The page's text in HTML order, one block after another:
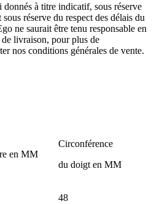
à titre indicatif, sous réserve
réserve du respect des délais du
ne saurait être tenu responsable en
de livraison, pour plus de
nos conditions générales de vente.
en MM
Circonférence
du doigt en MM
48